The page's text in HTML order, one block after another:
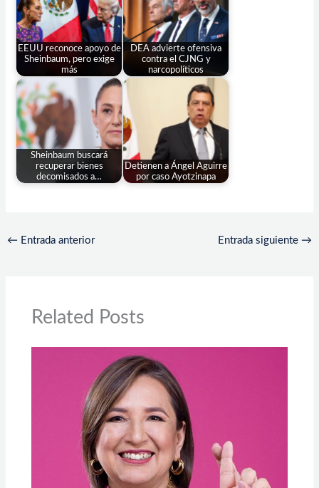
EEUU reconoce apoyo de
Sheinbaum, pero exige
más
DEA advierte ofensiva
contra el CJNG y
narcopolíticos
Sheinbaum buscará
recuperar bienes
decomisados a…
Detienen a Ángel Aguirre
por caso Ayotzinapa
← Entrada anterior Entrada siguiente →
Related Posts